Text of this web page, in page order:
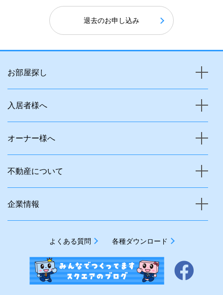
退去のお申し込み
お部屋探し
入居者様へ
オーナー様へ
不動産について
企業情報
よくある質問 各種ダウンロード